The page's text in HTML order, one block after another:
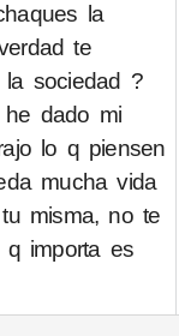
la
te
sociedad ?
dado mi
lo q piensen
mucha vida
misma, no te
importa es